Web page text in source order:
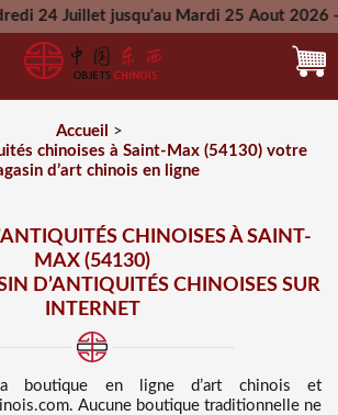
jusqu'au Mardi 25 Aout 2026 - Toutes
Mercredi 26 Aout 2026
Accueil
>
chinoises à Saint-Max (54130) votre
d’art chinois en ligne
CHINOISES À SAINT-
MAX (54130)
D’ANTIQUITÉS CHINOISES SUR
INTERNET
la boutique en ligne d’art chinois et
Aucune boutique traditionnelle ne